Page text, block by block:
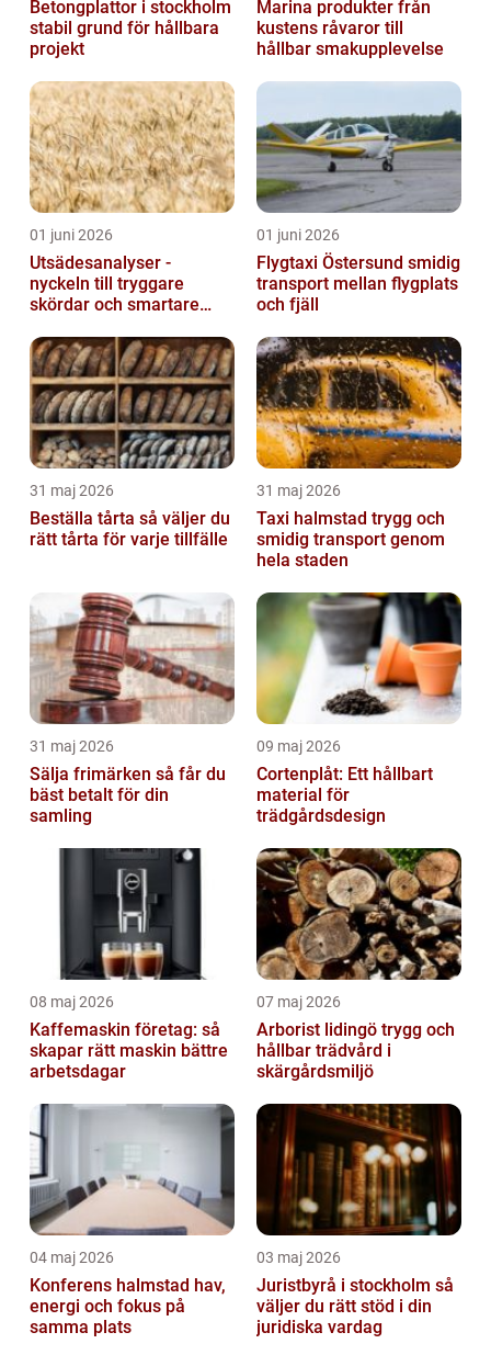
Betongplattor i stockholm
stabil grund för hållbara
projekt
Marina produkter från
kustens råvaror till
hållbar smakupplevelse
01 juni 2026
Utsädesanalyser -
nyckeln till tryggare
skördar och smartare
01 juni 2026
Flygtaxi Östersund smidig
transport mellan flygplats
och fjäll
31 maj 2026
Beställa tårta så väljer du
rätt tårta för varje tillfälle
31 maj 2026
Taxi halmstad trygg och
smidig transport genom
hela staden
31 maj 2026
Sälja frimärken så får du
bäst betalt för din
samling
09 maj 2026
Cortenplåt: Ett hållbart
material för
trädgårdsdesign
08 maj 2026
Kaffemaskin företag: så
skapar rätt maskin bättre
arbetsdagar
07 maj 2026
Arborist lidingö trygg och
hållbar trädvård i
skärgårdsmiljö
04 maj 2026
Konferens halmstad hav,
energi och fokus på
samma plats
03 maj 2026
Juristbyrå i stockholm så
väljer du rätt stöd i din
juridiska vardag